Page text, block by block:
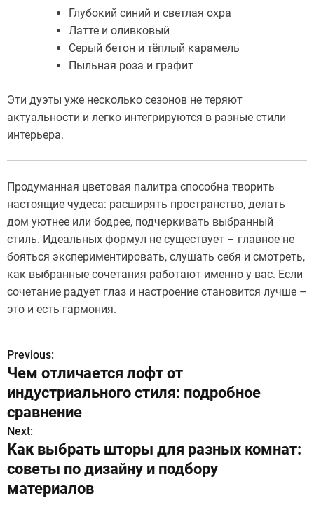
Глубокий синий и светлая охра
Латте и оливковый
Серый бетон и тёплый карамель
Пыльная роза и графит
Эти дуэты уже несколько сезонов не теряют
актуальности и легко интегрируются в разные стили
интерьера.
Продуманная цветовая палитра способна творить
настоящие чудеса: расширять пространство, делать
дом уютнее или бодрее, подчеркивать выбранный
стиль. Идеальных формул не существует – главное не
бояться экспериментировать, слушать себя и смотреть,
как выбранные сочетания работают именно у вас. Если
сочетание радует глаз и настроение становится лучше –
это и есть гармония.
Н
а
в
и
г
а
Previous:
Чем отличается лофт от
индустриального стиля: подробное
сравнение
Next:
Как выбрать шторы для разных комнат:
советы по дизайну и подбору
материалов